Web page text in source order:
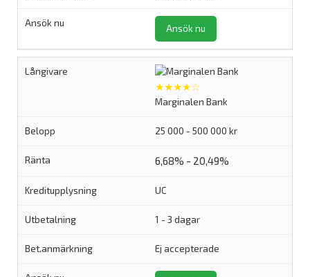
Ansök nu
★★★★☆
Marginalen Bank
25 000 - 500 000 kr
6,68% - 20,49%
UC
1 - 3 dagar
Ej accepterade